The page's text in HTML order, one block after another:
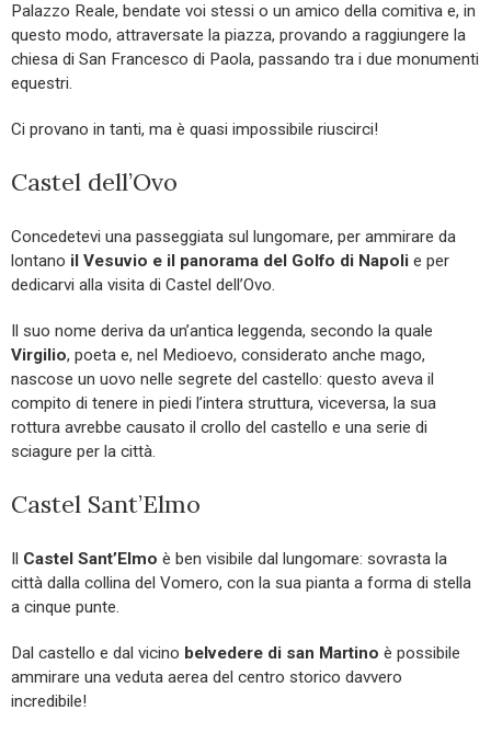
Palazzo Reale, bendate voi stessi o un amico della comitiva e, in
questo modo, attraversate la piazza, provando a raggiungere la
chiesa di San Francesco di Paola, passando tra i due monumenti
equestri.
Ci provano in tanti, ma è quasi impossibile riuscirci!
Castel dell’Ovo
Concedetevi una passeggiata sul lungomare, per ammirare da
lontano il Vesuvio e il panorama del Golfo di Napoli e per
dedicarvi alla visita di Castel dell’Ovo.
Il suo nome deriva da un’antica leggenda, secondo la quale
Virgilio, poeta e, nel Medioevo, considerato anche mago,
nascose un uovo nelle segrete del castello: questo aveva il
compito di tenere in piedi l’intera struttura, viceversa, la sua
rottura avrebbe causato il crollo del castello e una serie di
sciagure per la città.
Castel Sant’Elmo
Castel Sant’Elmo è ben visibile dal lungomare: sovrasta la
città dalla collina del Vomero, con la sua pianta a forma di stella
a cinque punte.
Dal castello e dal vicino belvedere di san Martino è possibile
ammirare una veduta aerea del centro storico davvero
incredibile!